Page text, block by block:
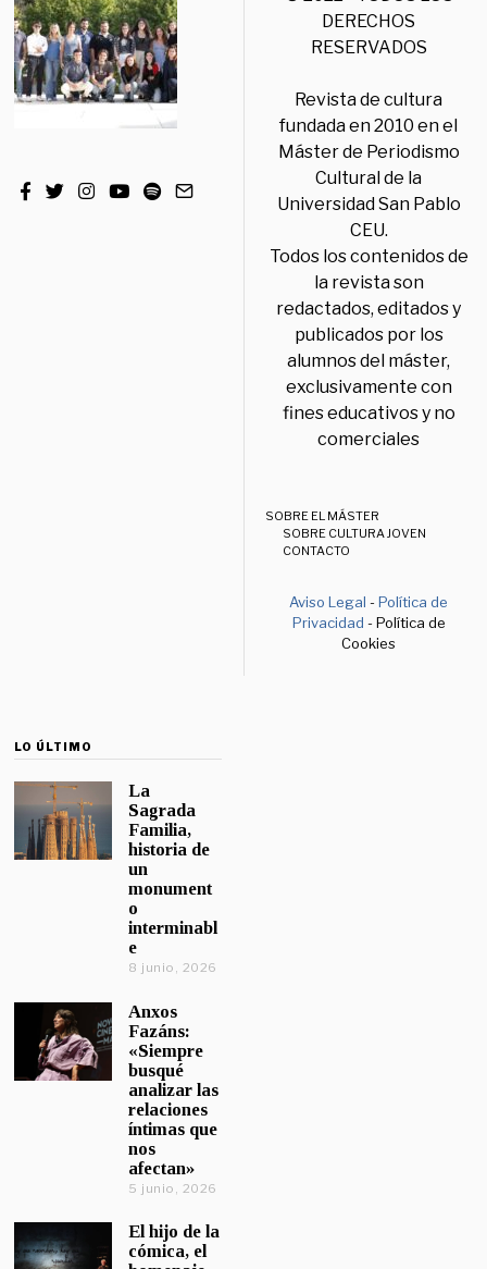
DERECHOS
RESERVADOS
Revista de cultura
fundada en 2010 en el
Máster de Periodismo
Cultural de la
Universidad San Pablo
CEU.
Todos los contenidos de
la revista son
redactados, editados y
publicados por los
alumnos del máster,
exclusivamente con
fines educativos y no
comerciales
SOBRE EL MÁSTER
SOBRE CULTURA JOVEN
CONTACTO
Aviso Legal -Política de
Privacidad - Política de
Cookies
LO ÚLTIMO
La
Sagrada
Familia,
historia de
un
monument
o
interminabl
e
8 junio, 2026
Anxos
Fazáns:
«Siempre
busqué
analizar las
relaciones
íntimas que
nos
afectan»
5 junio, 2026
El hijo de la
cómica, el